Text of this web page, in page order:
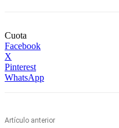
Cuota
Facebook
X
Pinterest
WhatsApp
Artículo anterior